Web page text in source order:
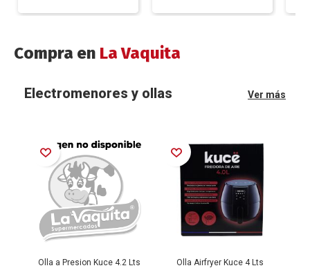
Compra en La Vaquita
Electromenores y ollas Ver más
Olla a Presion Kuce 4.2 Lts Olla Airfryer Kuce 4 Lts